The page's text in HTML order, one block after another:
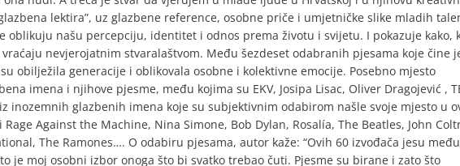
lektira”, uz glazbene reference, osobne priče i umjetničke slike mladih
oblikuju našu percepciju, identitet i odnos prema životu i svijetu. I pokazuje kako,
nevjerojatnim stvaralaštvom. Među šezdeset odabranih pjesama koje čine
obilježila generacije i oblikovala osobne i kolektivne emocije. Posebno mjesto
imena i njihove pjesme, među kojima su EKV, Josipa Lisac, Oliver Dragojević ,
inozemnih glazbenih imena koje su subjektivnim odabirom našle svoje mjesto u
Against the Machine, Nina Simone, Bob Dylan, Rosalía, The Beatles, John
The Ramones…. O odabiru pjesama, autor kaže: “Ovih 60 izvođača jesu među
je moj osobni izbor onoga što bi svatko trebao čuti. Pjesme su birane i zato što